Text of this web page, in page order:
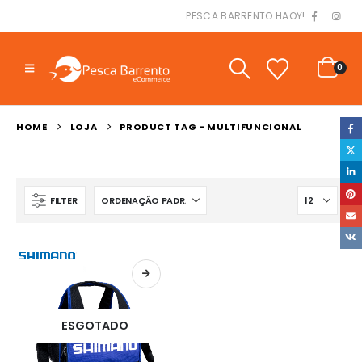
PESCA BARRENTO HAOY!
0
HOME LOJA PRODUCT TAG - MULTIFUNCIONAL
FILTER
ESGOTADO